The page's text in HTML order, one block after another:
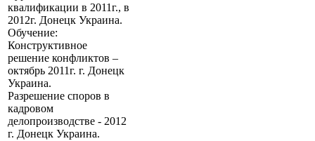
квалификации в 2011г., в
2012г. Донецк Украина.
Обучение:
Конструктивное
решение конфликтов –
октябрь 2011г. г. Донецк
Украина.
Разрешение споров в
кадровом
делопроизводстве - 2012
г. Донецк Украина.